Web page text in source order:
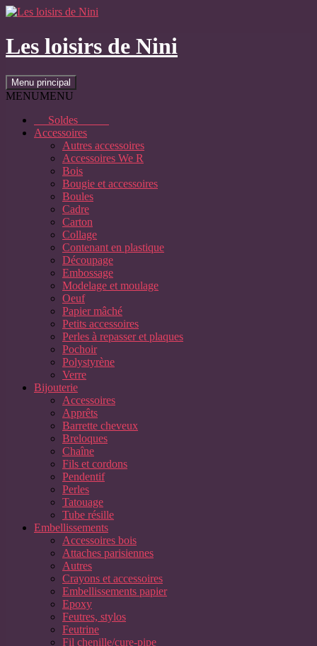
Aller
contenu
Les loisirs de Nini
Recherche
Menu principal
MENUMENU
Soldes
Accessoires
Autres accessoires
Accessoires We R
Bois
Bougie et accessoires
Boules
Cadre
Carton
Collage
Contenant en plastique
Découpage
Embossage
Modelage et moulage
Oeuf
Papier mâché
Petits accessoires
Perles à repasser et plaques
Pochoir
Polystyrène
Verre
Bijouterie
Accessoires
Apprêts
Barrette cheveux
Breloques
Chaîne
Fils et cordons
Pendentif
Perles
Tatouage
Tube résille
Embellissements
Accessoires bois
Attaches parisiennes
Autres
Crayons et accessoires
Embellissements papier
Epoxy
Feutres, stylos
Feutrine
Fil chenille/cure-pipe